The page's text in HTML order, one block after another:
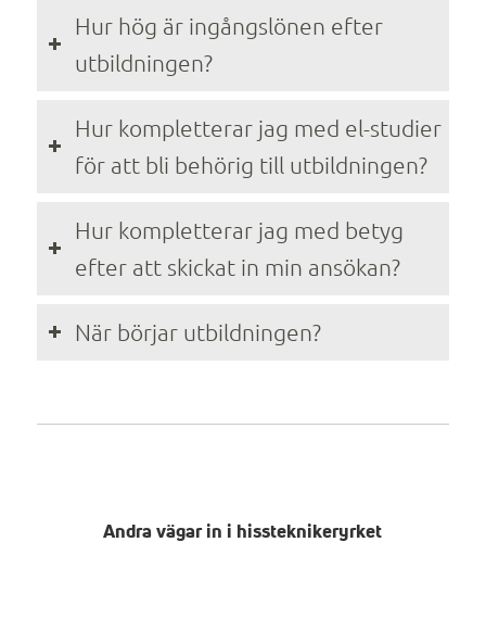
Hur hög är ingångslönen efter
utbildningen?
Hur kompletterar jag med el-studier
för att bli behörig till utbildningen?
Hur kompletterar jag med betyg
efter att skickat in min ansökan?
När börjar utbildningen?
Andra vägar in i hissteknikeryrket